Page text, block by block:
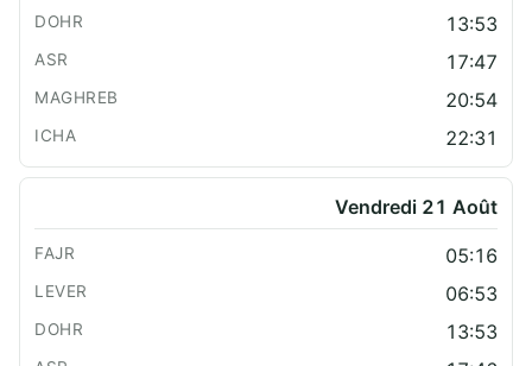
13:53
17:47
20:54
22:31
Vendredi 21 Août
05:16
06:53
13:53